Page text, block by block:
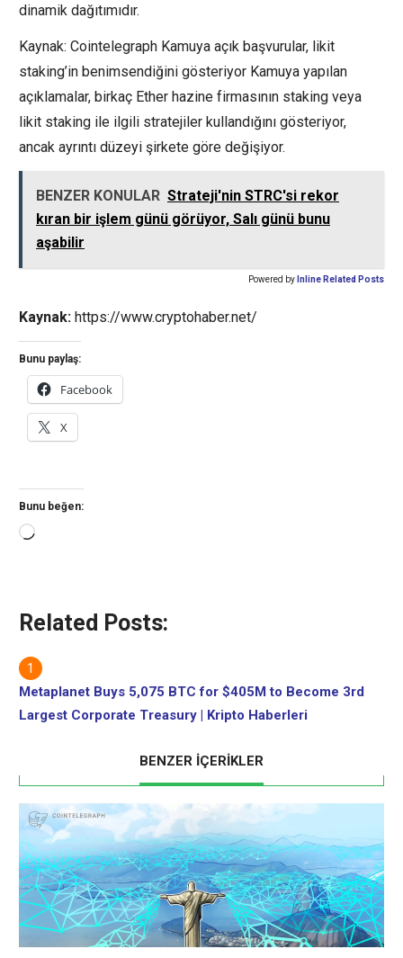
dinamik dağıtımıdır.
Kaynak: Cointelegraph Kamuya açık başvurular, likit
staking’in benimsendiğini gösteriyor Kamuya yapılan
açıklamalar, birkaç Ether hazine firmasının staking veya
likit staking ile ilgili stratejiler kullandığını gösteriyor,
ancak ayrıntı düzeyi şirkete göre değişiyor.
BENZER KONULAR Strateji'nin STRC'si rekor
kıran bir işlem günü görüyor, Salı günü bunu
aşabilir
Powered by Inline Related Posts
Kaynak: https://www.cryptohaber.net/
Bunu paylaş:
Facebook
X
Bunu beğen:
Yükleniyor...
Related Posts:
Metaplanet Buys 5,075 BTC for $405M to Become 3rd
Largest Corporate Treasury | Kripto Haberleri
BENZER İÇERİKLER